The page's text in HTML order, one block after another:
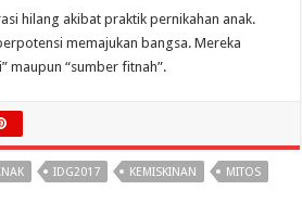
hilang akibat praktik pernikahan anak.
memajukan bangsa. Mereka
maupun “sumber fitnah”.
IDG2017 KEMISKINAN
MITOS